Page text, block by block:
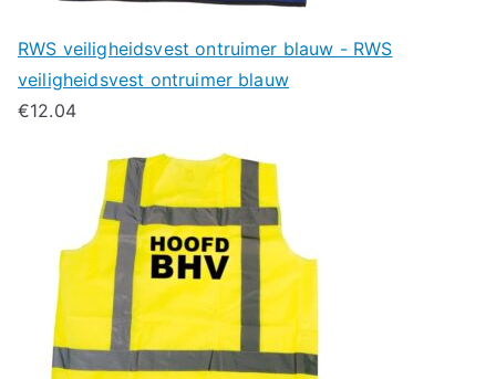
RWS veiligheidsvest ontruimer blauw - RWS
veiligheidsvest ontruimer blauw
€12.04